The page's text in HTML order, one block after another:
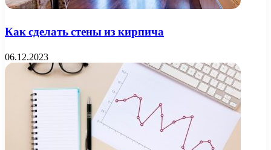
Как сделать стены из кирпича
06.12.2023